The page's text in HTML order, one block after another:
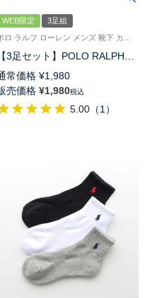
WEB限定
3足組
【3足セット】POLO RALPH
足底パイル アーチサ
ート フットカバー 深履き ワ
ポイント かかと滑り止め付き
常価格 ¥1,980
売価格 ¥1,980税込
5.00 （1）